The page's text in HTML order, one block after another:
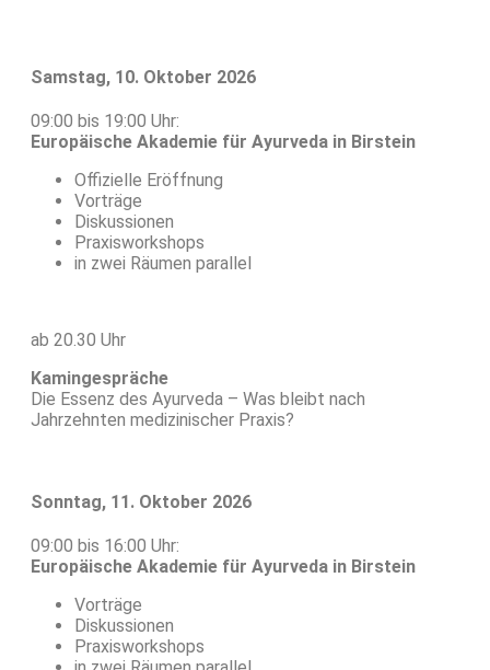
Samstag, 10. Oktober 2026
09:00 bis 19:00 Uhr:
Europäische Akademie für Ayurveda in Birstein
Offizielle Eröffnung
Vorträge
Diskussionen
Praxisworkshops
in zwei Räumen parallel
ab 20.30 Uhr
Kamingespräche
Die Essenz des Ayurveda – Was bleibt nach
Jahrzehnten medizinischer Praxis?
Sonntag, 11. Oktober 2026
09:00 bis 16:00 Uhr:
Europäische Akademie für Ayurveda in Birstein
Vorträge
Diskussionen
Praxisworkshops